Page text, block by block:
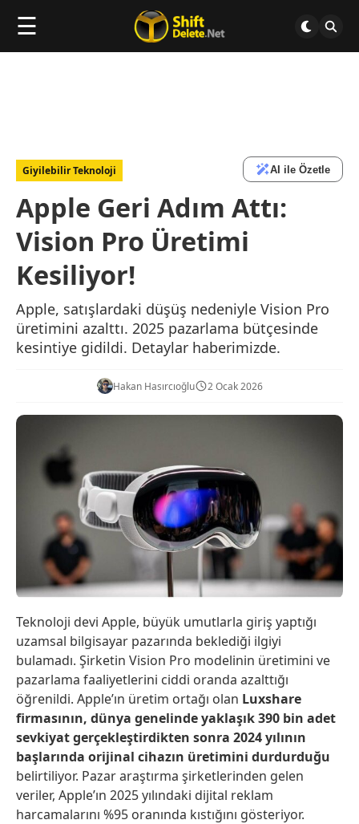
☰
Giyilebilir Teknoloji AI ile Özetle
Apple Geri Adım Attı:
Vision Pro Üretimi
Kesiliyor!
Apple, satışlardaki düşüş nedeniyle Vision Pro
üretimini azalttı. 2025 pazarlama bütçesinde
kesintiye gidildi. Detaylar haberimizde.
Hakan Hasırcıoğlu 2 Ocak 2026
Teknoloji devi Apple, büyük umutlarla giriş yaptığı
uzamsal bilgisayar pazarında beklediği ilgiyi
bulamadı. Şirketin Vision Pro modelinin üretimini ve
pazarlama faaliyetlerini ciddi oranda azalttığı
öğrenildi. Apple’ın üretim ortağı olan Luxshare
firmasının, dünya genelinde yaklaşık 390 bin adet
sevkiyat gerçekleştirdikten sonra 2024 yılının
başlarında orijinal cihazın üretimini durdurduğu
belirtiliyor. Pazar araştırma şirketlerinden gelen
veriler, Apple’ın 2025 yılındaki dijital reklam
harcamalarını %95 oranında kıstığını gösteriyor.